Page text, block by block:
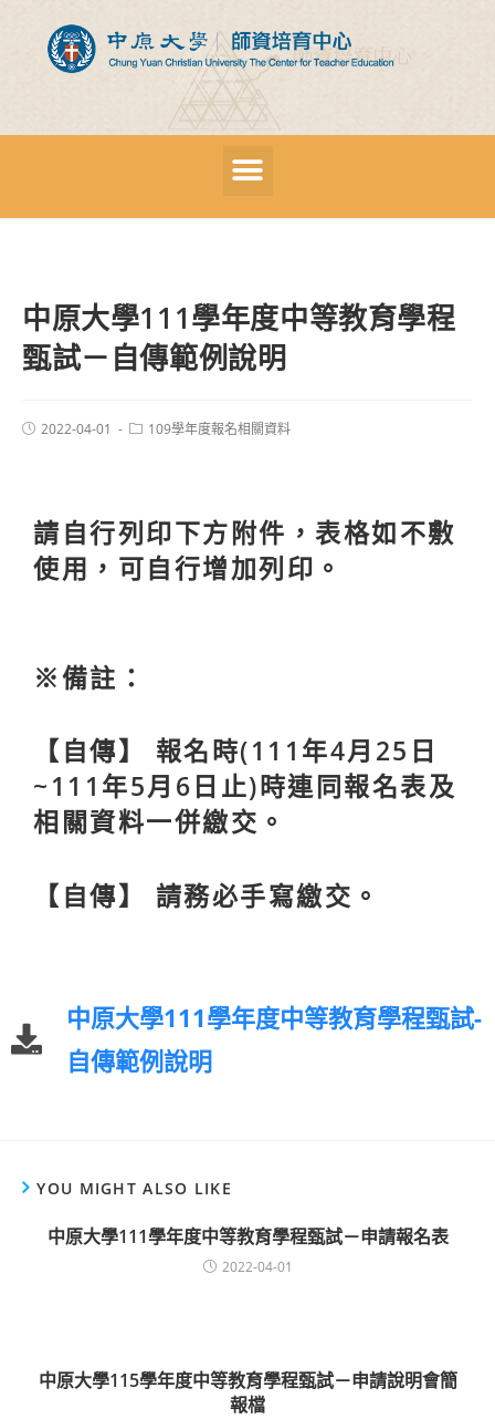
中原大學111學年度中等教育學程
甄試－自傳範例說明
2022-04-01 109學年度報名相關資料
請自行列印下方附件，表格如不敷
使用，可自行增加列印。
※備註：
【自傳】 報名時(111年4月25日
~111年5月6日止)時連同報名表及
相關資料一併繳交。
【自傳】 請務必手寫繳交。
中原大學111學年度中等教育學程甄試-
自傳範例說明
YOU MIGHT ALSO LIKE
中原大學111學年度中等教育學程甄試－申請報名表
2022-04-01
中原大學115學年度中等教育學程甄試－申請說明會簡
報檔